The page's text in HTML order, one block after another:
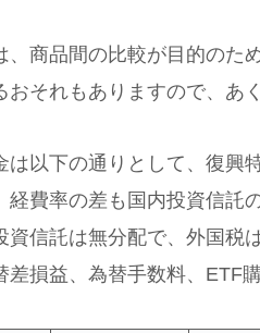
、商品間の比較が目的のた
おそれもありますので、あ
は以下の通りとして、復興
経費率の差も国内投資信託
資信託は無分配で、外国税
差損益、為替手数料、ETF